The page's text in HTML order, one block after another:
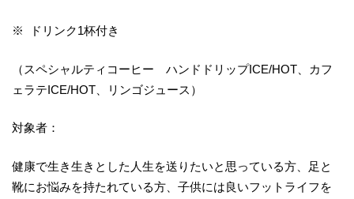
※ ドリンク1杯付き
（スペシャルティコーヒー ハンドドリップICE/HOT、カフ
ェラテICE/HOT、リンゴジュース）
対象者：
健康で生き生きとした人生を送りたいと思っている方、足と
靴にお悩みを持たれている方、子供には良いフットライフを